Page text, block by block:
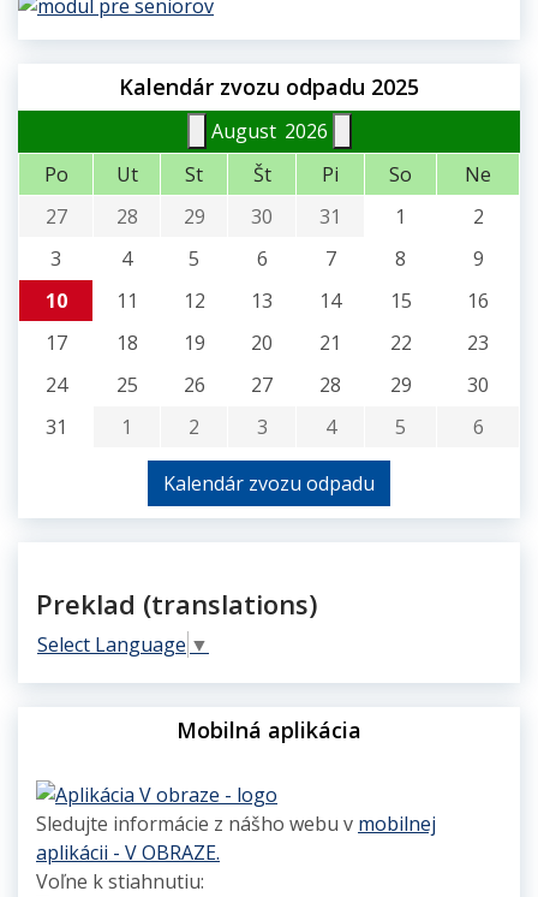
Kalendár zvozu odpadu 2025
August 2026
Po
Ut St Št Pi So
Ne
27
28 29 30 31 1
2
3
4 5 6 7 8
9
10
11 12 13 14 15
16
17
18 19 20 21 22
23
24
25 26 27 28 29
30
31
1 2 3 4 5 6
Kalendár zvozu odpadu
Preklad (translations)
Select Language ▼
Mobilná aplikácia
Sledujte informácie z nášho webu v mobilnej
aplikácii - V OBRAZE.
Voľne k stiahnutiu: